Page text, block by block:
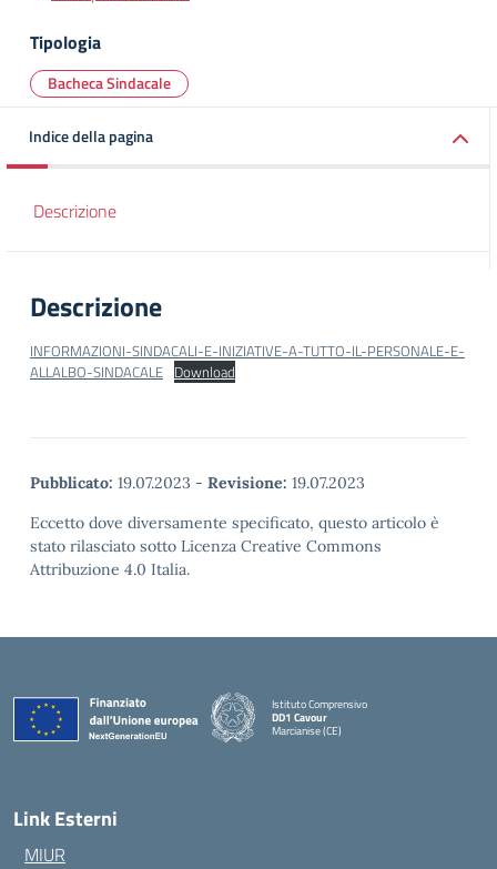
Tipologia
Bacheca Sindacale
Indice della pagina
Descrizione
Descrizione
INFORMAZIONI-SINDACALI-E-INIZIATIVE-A-TUTTO-IL-PERSONALE-E-
ALLALBO-SINDACALE Download
Pubblicato: 19.07.2023 - Revisione: 19.07.2023
Eccetto dove diversamente specificato, questo articolo è
stato rilasciato sotto Licenza Creative Commons
Attribuzione 4.0 Italia.
Istituto Comprensivo
DD1 Cavour
Marcianise (CE)
Link Esterni
MIUR